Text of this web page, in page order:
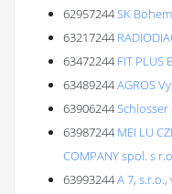
62957244SK
63217244
63472244 FIT PLUS
63489244AGROS
63906244
63987244 MEI LU
COMPANY spol. s
63993244A 7, s.r.o.,